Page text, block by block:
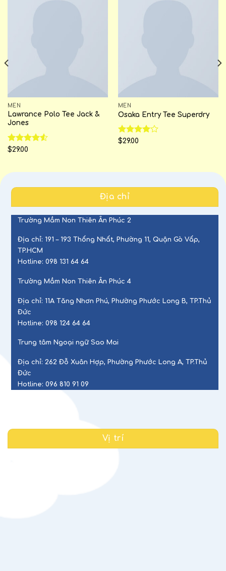
MEN
Lawrance Polo Tee Jack &
Jones
Rated
$29.00
MEN
Osaka Entry Tee Superdry
Rated
$29.00
Địa chỉ
Trường Mầm Non Thiên Ân Phúc 2
Địa chỉ: 191 – 193 Thống Nhất, Phường 11, Quận Gò Vấp,
TP.HCM
Hotline: 098 131 64 64
Trường Mầm Non Thiên Ân Phúc 4
Địa chỉ: 11A Tăng Nhơn Phú, Phường Phước Long B, TP.Thủ
Đức
Hotline: 098 124 64 64
Trung tâm Ngoại ngữ Sao Mai
Địa chỉ: 262 Đỗ Xuân Hợp, Phường Phước Long A, TP.Thủ
Đức
Hotline: 096 810 91 09
Vị trí